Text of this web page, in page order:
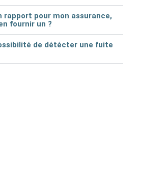
rapport pour mon assurance,
fournir un ?
de détécter une fuite